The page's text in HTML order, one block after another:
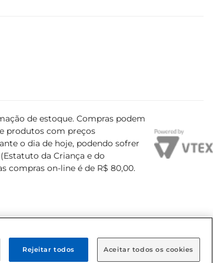
de estoque. Compras podem
produtos com preços
o dia de hoje, podendo sofrer
da Criança e do
compras on-line é de R$ 80,00.
Rejeitar todos Aceitar todos os cookies